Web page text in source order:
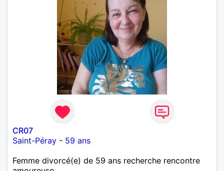
CR07
Saint-Péray - 59 ans
Femme divorcé(e) de 59 ans recherche rencontre